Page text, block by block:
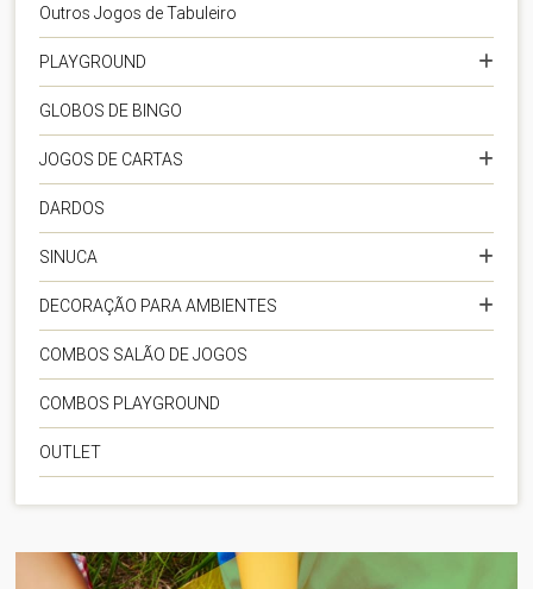
Outros Jogos de Tabuleiro
PLAYGROUND
GLOBOS DE BINGO
JOGOS DE CARTAS
DARDOS
SINUCA
DECORAÇÃO PARA AMBIENTES
COMBOS SALÃO DE JOGOS
COMBOS PLAYGROUND
OUTLET